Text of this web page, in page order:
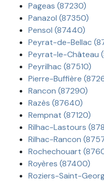
Pageas (87230)
Panazol (87350)
Pensol (87440)
Peyrat-de-Bellac
Peyrat-le-Château
Peyrilhac (87510)
Pierre-Buffière
Rancon (87290)
Razès (87640)
Rempnat (87120)
Rilhac-Lastours
Rilhac-Rancon
Rochechouart
Royères (87400)
Roziers-Saint-